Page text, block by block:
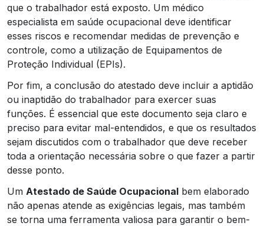
que o trabalhador está exposto. Um médico
especialista em saúde ocupacional deve identificar
esses riscos e recomendar medidas de prevenção e
controle, como a utilização de Equipamentos de
Proteção Individual (EPIs).
Por fim, a conclusão do atestado deve incluir a aptidão
ou inaptidão do trabalhador para exercer suas
funções. É essencial que este documento seja claro e
preciso para evitar mal-entendidos, e que os resultados
sejam discutidos com o trabalhador que deve receber
toda a orientação necessária sobre o que fazer a partir
desse ponto.
Um Atestado de Saúde Ocupacional bem elaborado
não apenas atende as exigências legais, mas também
se torna uma ferramenta valiosa para garantir o bem-